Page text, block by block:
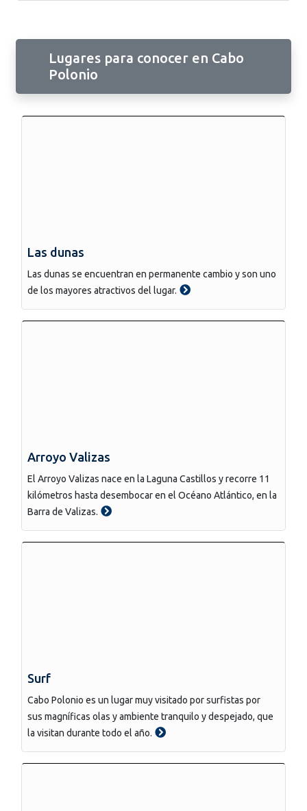
Lugares para conocer en Cabo
Polonio
Las dunas
Las dunas se encuentran en permanente cambio y son uno
de los mayores atractivos del lugar.
Arroyo Valizas
El Arroyo Valizas nace en la Laguna Castillos y recorre 11
kilómetros hasta desembocar en el Océano Atlántico, en la
Barra de Valizas.
Surf
Cabo Polonio es un lugar muy visitado por surfistas por
sus magníficas olas y ambiente tranquilo y despejado, que
la visitan durante todo el año.